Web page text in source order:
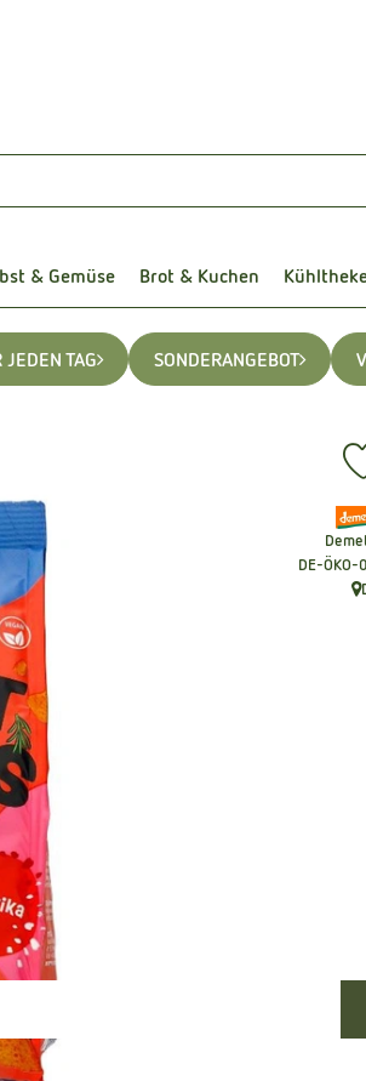
& Gemüse Brot & Kuchen
JEDEN TAG SONDERANGEBOT
,
,DE-ÖKO-
,